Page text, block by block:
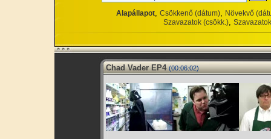
Alapállapot, Csökkenő (dátum), Növekvő
Szavazatok (csökk.),
Chad Vader EP4 (00:06:02)